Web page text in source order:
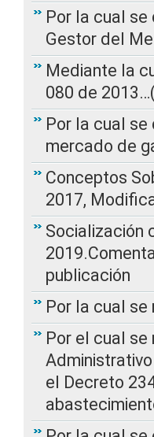
Por la cual
Gestor del
Mediante la
080 de
Por la cual
mercado de
Conceptos
2017,
Socialización
publicación
Por la cual se
Por el cual
el Decreto